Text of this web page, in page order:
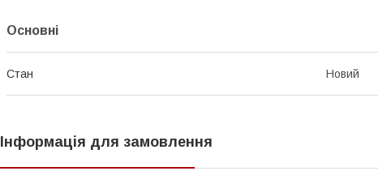
Основні
Стан Новий
Інформація для замовлення